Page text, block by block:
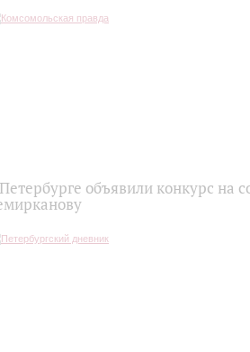
объявили конкурс на